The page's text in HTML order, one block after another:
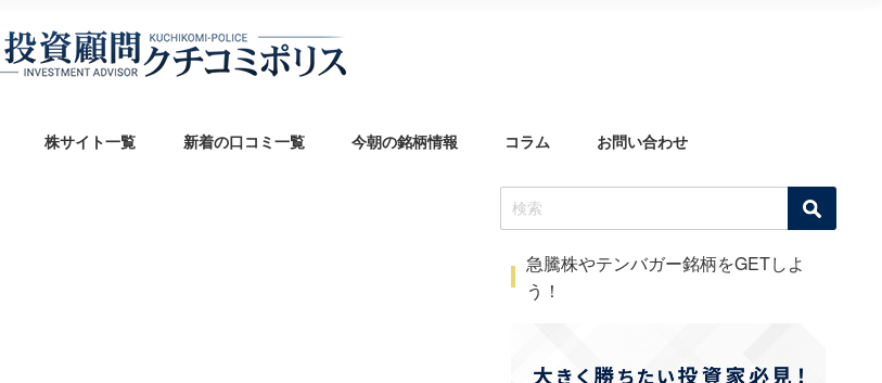
株サイト一覧 新着の口コミ一覧 今朝の銘柄情報 コラム お問い合わせ
急騰株やテンバガー銘柄をGETしよ
う！